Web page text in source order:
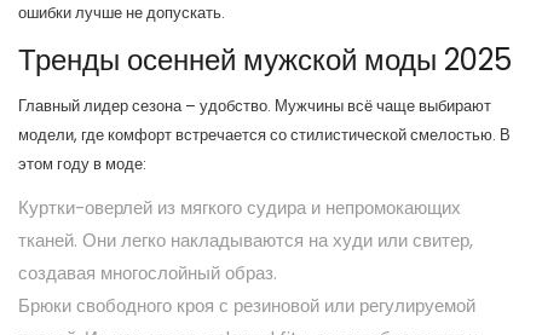
ошибки лучше не допускать.
Тренды осенней мужской моды 2025
Главный лидер сезона – удобство. Мужчины всё чаще выбирают
модели, где комфорт встречается со стилистической смелостью. В
этом году в моде:
Куртки-оверлей из мягкого судира и непромокающих
тканей. Они легко накладываются на худи или свитер,
создавая многослойный образ.
Брюки свободного кроя с резиновой или регулируемой